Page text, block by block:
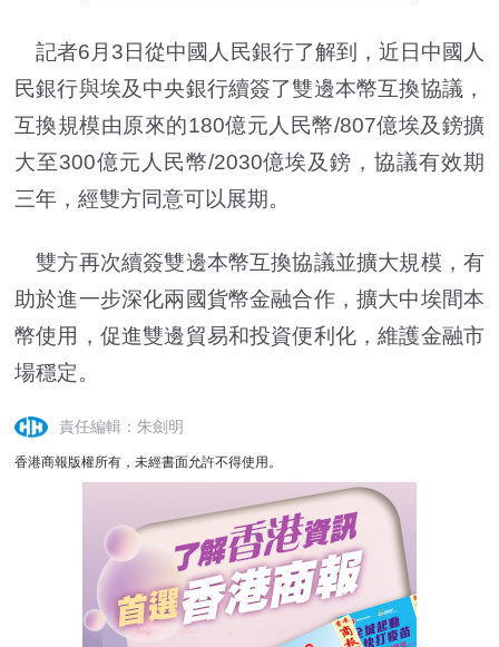
記者6月3日從中國人民銀行了解到，近日中國人
民銀行與埃及中央銀行續簽了雙邊本幣互換協議，
互換規模由原來的180億元人民幣/807億埃及鎊擴
大至300億元人民幣/2030億埃及鎊，協議有效期
三年，經雙方同意可以展期。
雙方再次續簽雙邊本幣互換協議並擴大規模，有
助於進一步深化兩國貨幣金融合作，擴大中埃間本
幣使用，促進雙邊貿易和投資便利化，維護金融市
場穩定。
責任編輯：朱劍明
香港商報版權所有，未經書面允許不得使用。